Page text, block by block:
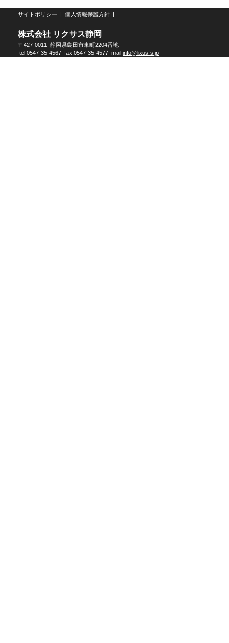
サイトポリシー | 個人情報保護方針 |
株式会社 リクサス静岡
〒427-0011 静岡県島田市東町2204番地
tel.0547-35-4567 fax.0547-35-4577 mail. info@lixus-s.jp